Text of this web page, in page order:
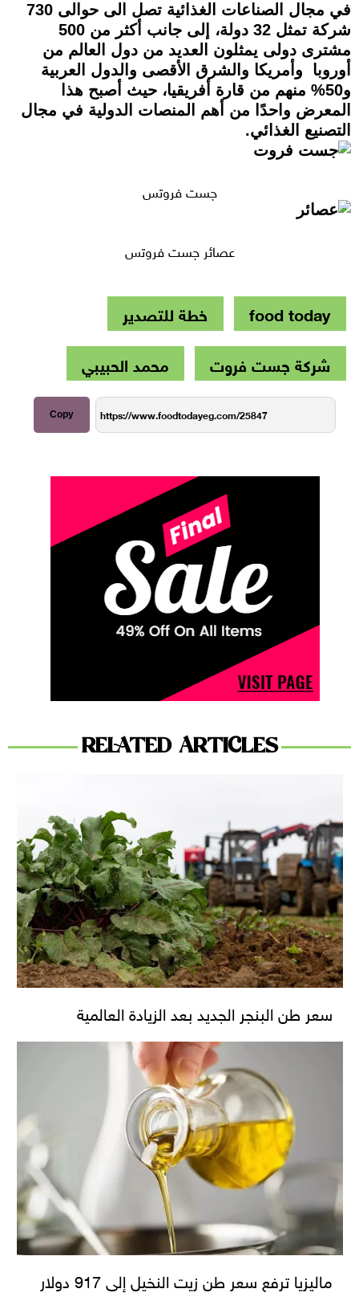
في مجال الصناعات الغذائية تصل الى حوالى 730
شركة تمثل 32 دولة، إلى جانب أكثر من 500
مشترى دولى يمثلون العديد من دول العالم من
أوروبا وأمريكا والشرق الأقصى والدول العربية
و50% منهم من قارة أفريقيا، حيث أصبح هذا
المعرض واحدًا من أهم المنصات الدولية في مجال
التصنيع الغذائي.
جست فروتس
عصائر جست فروتس
food today
خطة للتصدير
شركة جست فروت
محمد الحبيبي
Copy
RELATED ARTICLES
سعر طن البنجر الجديد بعد الزيادة العالمية
ماليزيا ترفع سعر طن زيت النخيل إلى 917 دولار